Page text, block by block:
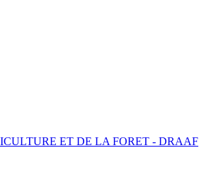
ET DE LA FORET - DRAAF